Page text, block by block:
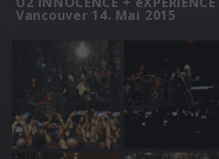
Vancouver 14. Mai 2015